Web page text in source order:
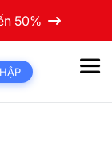
50%